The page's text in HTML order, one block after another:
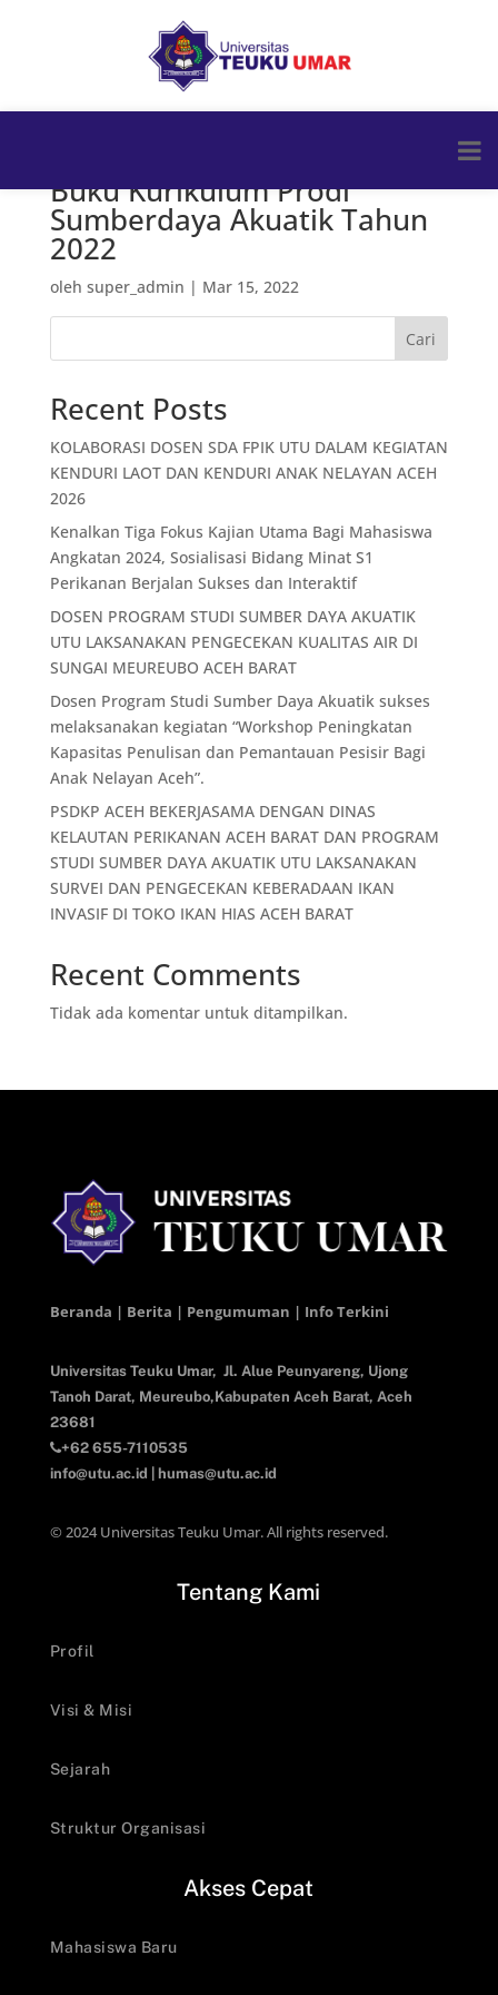
Buku Kurikulum Prodi
Sumberdaya Akuatik Tahun
2022
oleh super_admin | Mar 15, 2022
Cari
Recent Posts
KOLABORASI DOSEN SDA FPIK UTU DALAM KEGIATAN
KENDURI LAOT DAN KENDURI ANAK NELAYAN ACEH
2026
Kenalkan Tiga Fokus Kajian Utama Bagi Mahasiswa
Angkatan 2024, Sosialisasi Bidang Minat S1
Perikanan Berjalan Sukses dan Interaktif
DOSEN PROGRAM STUDI SUMBER DAYA AKUATIK
UTU LAKSANAKAN PENGECEKAN KUALITAS AIR DI
SUNGAI MEUREUBO ACEH BARAT
Dosen Program Studi Sumber Daya Akuatik sukses
melaksanakan kegiatan “Workshop Peningkatan
Kapasitas Penulisan dan Pemantauan Pesisir Bagi
Anak Nelayan Aceh”.
PSDKP ACEH BEKERJASAMA DENGAN DINAS
KELAUTAN PERIKANAN ACEH BARAT DAN PROGRAM
STUDI SUMBER DAYA AKUATIK UTU LAKSANAKAN
SURVEI DAN PENGECEKAN KEBERADAAN IKAN
INVASIF DI TOKO IKAN HIAS ACEH BARAT
Recent Comments
Tidak ada komentar untuk ditampilkan.
Beranda | Berita | Pengumuman | Info Terkini
Universitas Teuku Umar, Jl. Alue Peunyareng, Ujong
Tanoh Darat, Meureubo,Kabupaten Aceh Barat, Aceh
23681
+62 655-7110535
info@utu.ac.id
humas@utu.ac.id
© 2024 Universitas Teuku Umar. All rights reserved.
Tentang Kami
Profil
Visi & Misi
Sejarah
Struktur Organisasi
Akses Cepat
Mahasiswa Baru